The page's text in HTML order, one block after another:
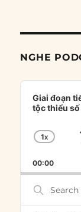
NGHE
Audio
Player
Giai đoạn
tộc thiểu
RATE
1X
00:00
Search
Episodes